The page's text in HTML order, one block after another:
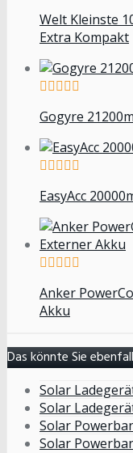
Welt Kleinste
Extra Kompakt
Gogyre
EasyAcc
Anker
Akku
Das könnte Sie
Solar
Solar
Solar
Solar